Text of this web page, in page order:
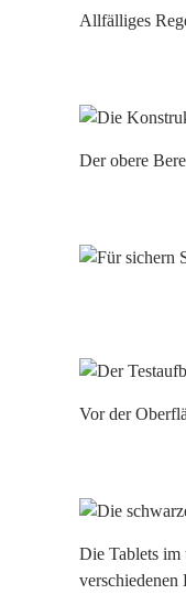
Allfälliges
Der obere
Vor der
Die Tablets im
verschiedenen